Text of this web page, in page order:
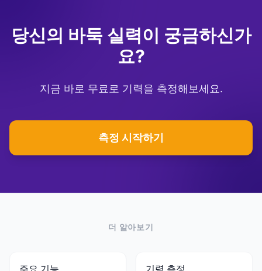
당신의 바둑 실력이 궁금하신가
요?
지금 바로 무료로 기력을 측정해보세요.
측정 시작하기
더 알아보기
주요 기능 기력 측정